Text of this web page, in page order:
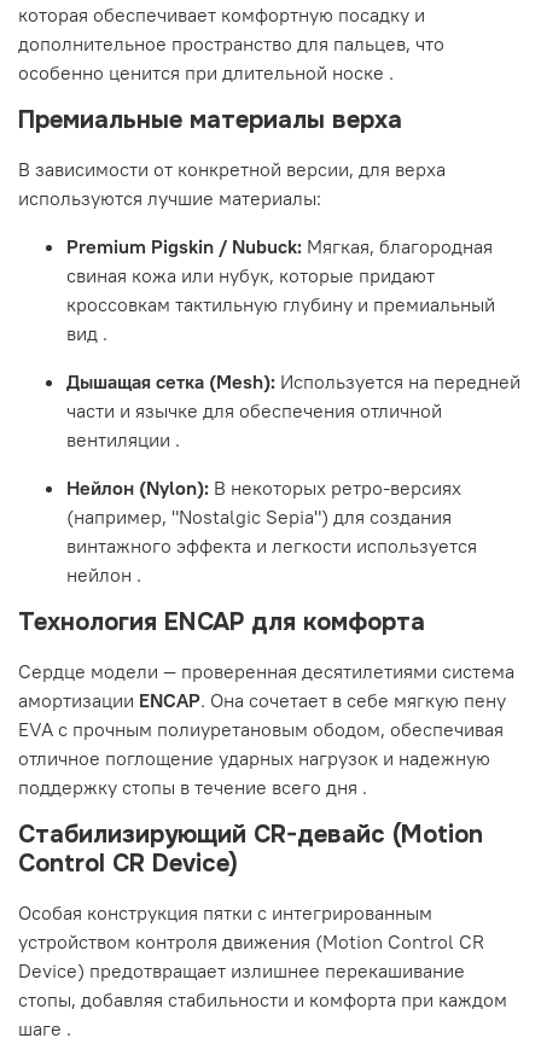
которая обеспечивает комфортную посадку и
дополнительное пространство для пальцев, что
особенно ценится при длительной носке .
Премиальные материалы верха
В зависимости от конкретной версии, для верха
используются лучшие материалы:
Premium Pigskin / Nubuck: Мягкая, благородная
свиная кожа или нубук, которые придают
кроссовкам тактильную глубину и премиальный
вид .
Дышащая сетка (Mesh): Используется на передней
части и язычке для обеспечения отличной
вентиляции .
Нейлон (Nylon): В некоторых ретро-версиях
(например, "Nostalgic Sepia") для создания
винтажного эффекта и легкости используется
нейлон .
Технология ENCAP для комфорта
Сердце модели — проверенная десятилетиями система
амортизации ENCAP. Она сочетает в себе мягкую пену
EVA с прочным полиуретановым ободом, обеспечивая
отличное поглощение ударных нагрузок и надежную
поддержку стопы в течение всего дня .
Стабилизирующий CR-девайс (Motion
Control CR Device)
Особая конструкция пятки с интегрированным
устройством контроля движения (Motion Control CR
Device) предотвращает излишнее перекашивание
стопы, добавляя стабильности и комфорта при каждом
шаге .